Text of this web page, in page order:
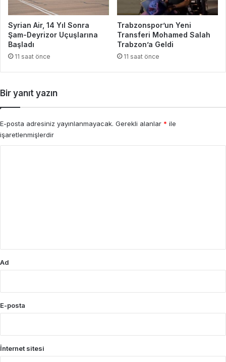
Syrian Air, 14 Yıl Sonra
Şam-Deyrizor Uçuşlarına
Başladı
11 saat önce
Trabzonspor’un Yeni
Transferi Mohamed Salah
Trabzon’a Geldi
11 saat önce
Bir yanıt yazın
E-posta adresiniz yayınlanmayacak. Gerekli alanlar * ile
işaretlenmişlerdir
Ad
E-posta
İnternet sitesi